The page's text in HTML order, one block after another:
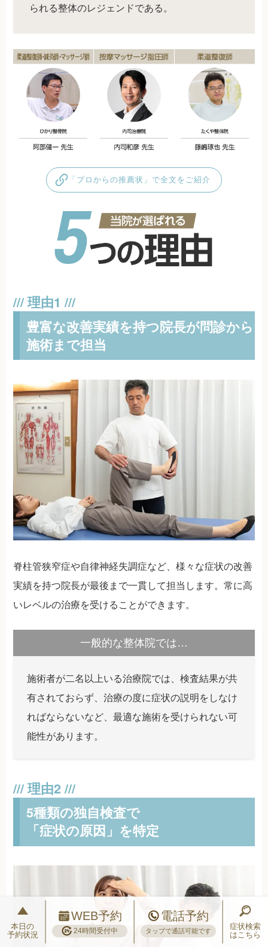
られる整体のレジェンドである。
「プロからの推薦状」で全文をご紹介
豊富な改善実績を持つ院長が問診から
施術まで担当
脊柱管狭窄症や自律神経失調症など、様々な症状の改善
実績を持つ院長が最後まで一貫して担当します。常に高
いレベルの治療を受けることができます。
一般的な整体院では…
施術者が二名以上いる治療院では、検査結果が共
有されておらず、治療の度に症状の説明をしなけ
ればならないなど、最適な施術を受けられない可
能性があります。
5種類の独自検査で
「症状の原因」を特定
本日の
予約状況
WEB予約
24時間受付中
電話予約
タップで通話可能です
症状検索
はこちら